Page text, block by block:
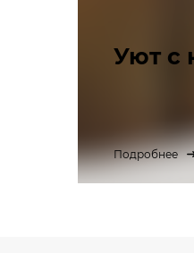
Уют с
Подробнее